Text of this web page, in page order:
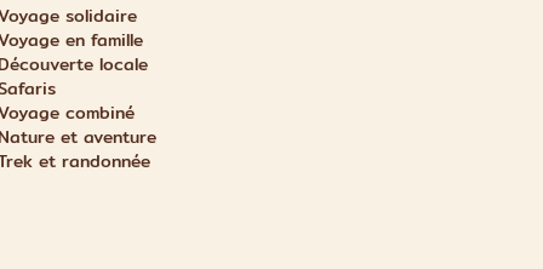
solidaire
en famille
locale
combiné
et aventure
et randonnée